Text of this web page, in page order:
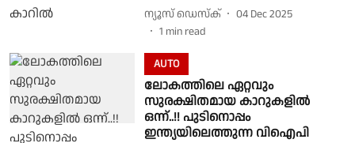
ന്യൂസ് ഡെസ്ക്
04 Dec 2025
1 min read
AUTO
ലോകത്തിലെ ഏറ്റവും
സുരക്ഷിതമായ കാറുകളിൽ
ഒന്ന്..!! പുടിനൊപ്പം
ഇന്ത്യയിലെത്തുന്ന വിഐപി